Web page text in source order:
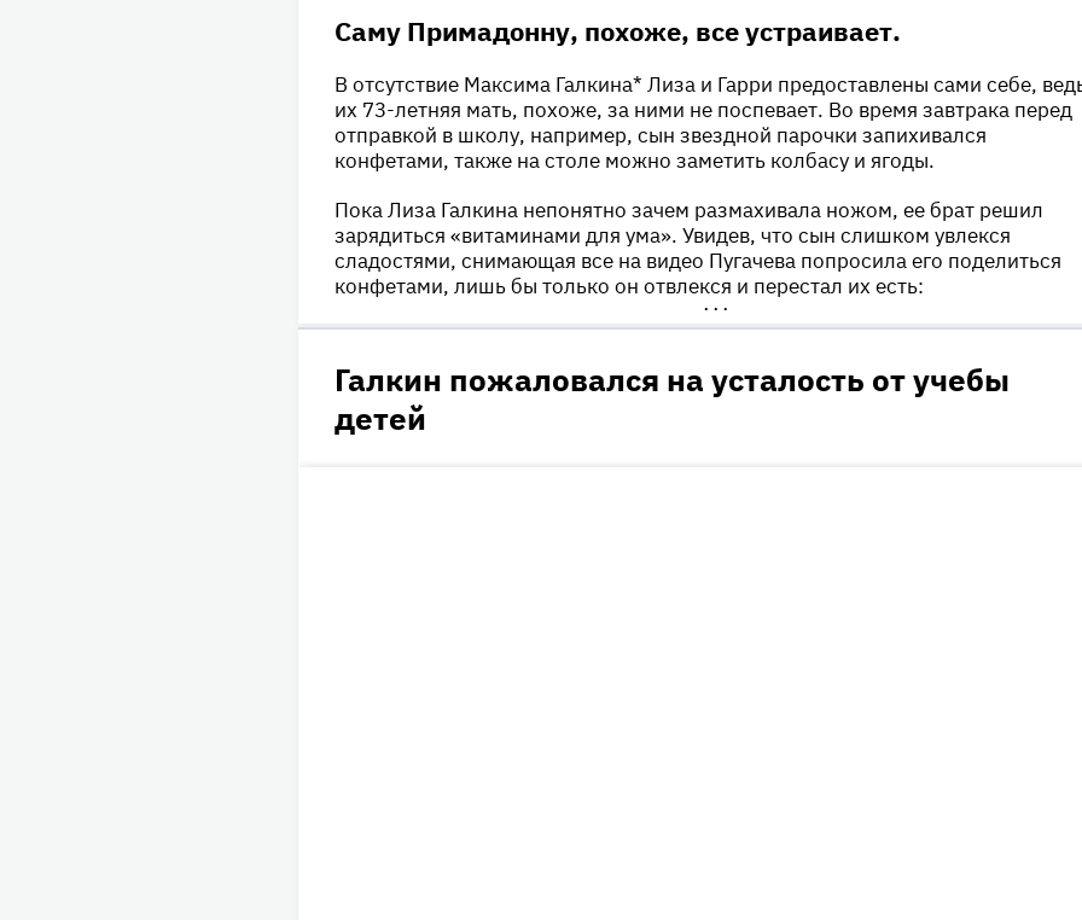
крестной — дизайнером Милой Ставицкой. Двойняшки тщательно
подготовились ко Дню знаний, прочитали без запинки стихотворения и
были одеты в строгие школьные костюмы.
Саму Примадонну, похоже, все устраивает.
В отсутствие Максима Галкина* Лиза и Гарри предоставлены сами себе,
их 73-летняя мать, похоже, за ними не поспевает. Во время завтрака перед
отправкой в школу, например, сын звездной парочки запихивался
конфетами, также на столе можно заметить колбасу и ягоды.
Пока Лиза Галкина непонятно зачем размахивала ножом, ее брат решил
зарядиться «витаминами для ума». Увидев, что сын слишком увлекся
сладостями, снимающая все на видео Пугачева попросила его поделиться
конфетами, лишь бы только он отвлекся и перестал их есть:
•••
Галкин пожаловался на усталость от учебы
детей